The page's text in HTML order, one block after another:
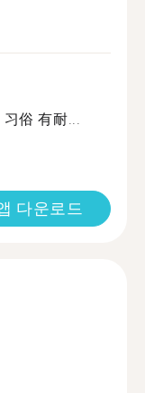
俗 有耐...
다운로드